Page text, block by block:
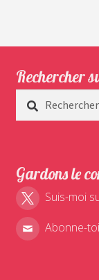
Rechercher
Rechercher :
Gardons le
Suis-moi
Abonne-